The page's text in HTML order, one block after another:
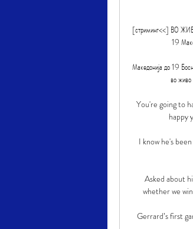
[стриминг<<] ВО
19
Македонија до 19
во
You're going to
happy
I know he's
Asked about
whether we
Gerrard’s first